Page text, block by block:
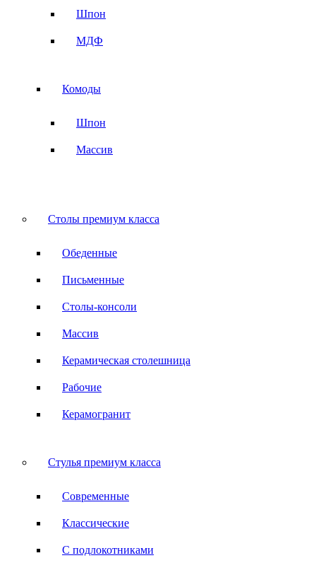
Шпон
МДФ
Комоды
Шпон
Массив
Столы премиум класса
Обеденные
Письменные
Столы-консоли
Массив
Керамическая столешница
Рабочие
Керамогранит
Стулья премиум класса
Современные
Классические
С подлокотниками